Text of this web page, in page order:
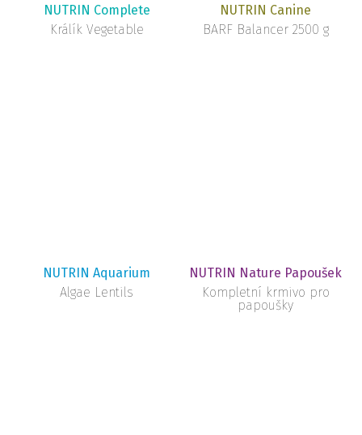
NUTRIN Complete
Králík Vegetable
NUTRIN Canine
BARF Balancer 2500 g
NUTRIN Aquarium
Algae Lentils
NUTRIN Nature Papoušek
Kompletní krmivo pro
papoušky